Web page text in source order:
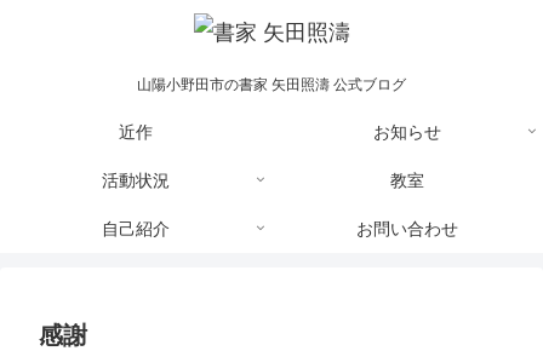
山陽小野田市の書家 矢田照濤 公式ブログ
近作 お知らせ
活動状況 教室
自己紹介 お問い合わせ
感謝